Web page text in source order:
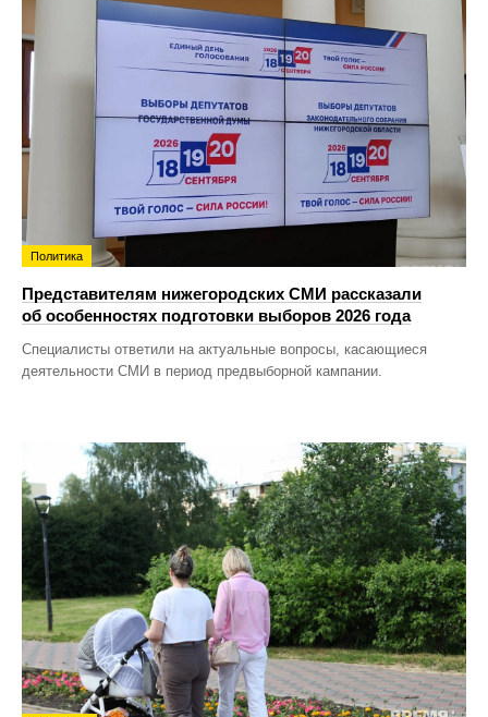
Политика
Представителям нижегородских СМИ рассказали
об особенностях подготовки выборов 2026 года
Специалисты ответили на актуальные вопросы, касающиеся
деятельности СМИ в период предвыборной кампании.